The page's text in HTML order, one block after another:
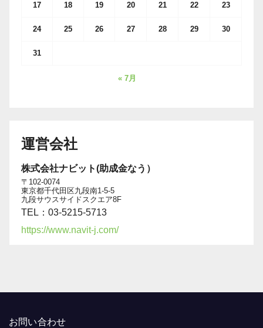
17 18 19 20 21 22 23
24 25 26 27 28 29 30
31
« 7月
運営会社
株式会社ナビット(助成金なう）
〒102-0074
東京都千代田区九段南1-5-5
九段サウスサイドスクエア8F
TEL：03-5215-5713
https://www.navit-j.com/
お問い合わせ